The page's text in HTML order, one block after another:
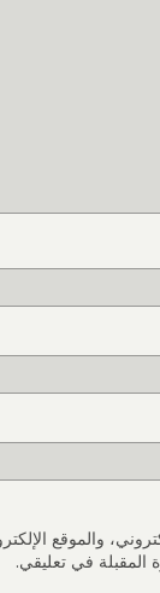
والموقع
المقبلة في تعليقي.